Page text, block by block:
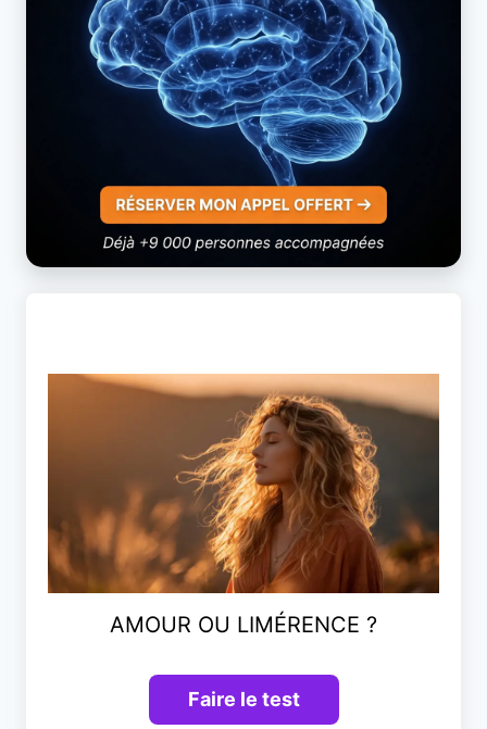
AMOUR OU LIMÉRENCE ?